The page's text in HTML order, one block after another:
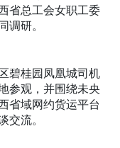
省总工会女职工委
调研。
桂园凤凰城司机
参观，并围绕未央
省域网约货运平台
交流。